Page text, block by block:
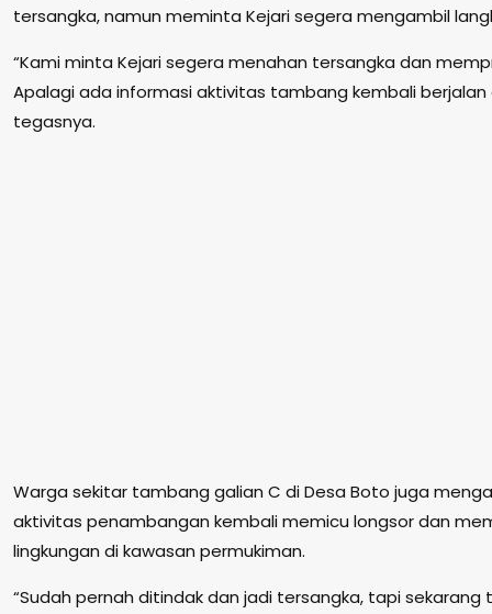
tersangka, namun meminta Kejari segera mengambil
“Kami minta Kejari segera menahan tersangka dan
Apalagi ada informasi aktivitas tambang kembali berjalan
tegasnya.
Warga sekitar tambang galian C di Desa Boto juga
aktivitas penambangan kembali memicu longsor dan
lingkungan di kawasan permukiman.
“Sudah pernah ditindak dan jadi tersangka, tapi